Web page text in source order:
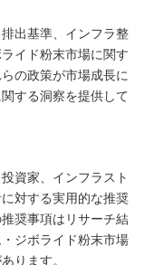
出基準、インフラ整
イド粉末市場に関す
の政策が市場成長に
する洞察を提供して
資家、インフラスト
対する実用的な推奨
奨事項はリサーチ結
ジボライド粉末市場
ります。